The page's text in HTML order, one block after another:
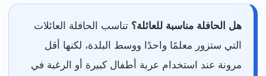
هل الحافلة مناسبة للعائلة؟ تناسب الحافلة العائلات
التي ستزور معلمًا واحدًا ووسط البلدة، لكنها أقل
مرونة عند استخدام عربة أطفال كبيرة أو الرغبة في